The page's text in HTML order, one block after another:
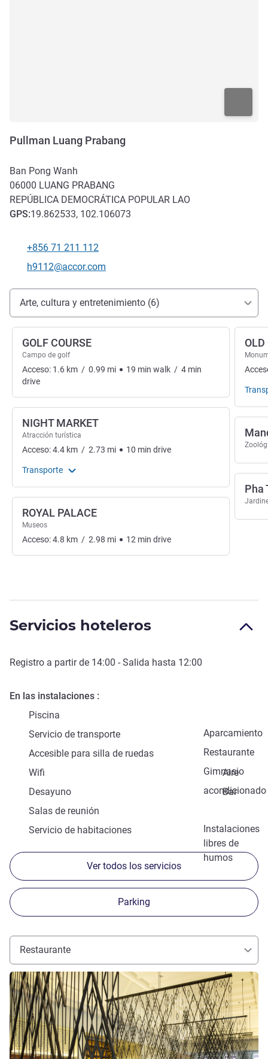
Pullman Luang Prabang
Ban Pong Wanh
06000 LUANG PRABANG
REPÚBLICA DEMOCRÁTICA POPULAR LAO
GPS:19.862533, 102.106073
Teléfono
+856 71 211 112
Correo electrónico de contacto
h9112@accor.com
Acceso y transporte
Arte, cultura y entretenimiento (6)
GOLF COURSE
Campo de golf
Acceso: 1.6 km / 0.99 mi 19 min walk / 4 min
drive
NIGHT MARKET
Atracción turística
Acceso:4.4 km / 2.73 mi 10 min drive
Transporte
ROYAL PALACE
Museos
Acceso:4.8 km / 2.98 mi 12 min drive
OLD
Pha
Servicios hoteleros
Registro a partir de 14:00 - Salida hasta 12:00
En las instalaciones
Piscina
Aparcamiento
Servicio de transporte
Restaurante
Accesible para silla de ruedas
Gimnasio
Wifi
Aire
acondicionado
Desayuno
Bar
Salas de reunión
Instalaciones
libres de
humos
Servicio de habitaciones
Ver todos los servicios
Parking
Restaurante
Más información